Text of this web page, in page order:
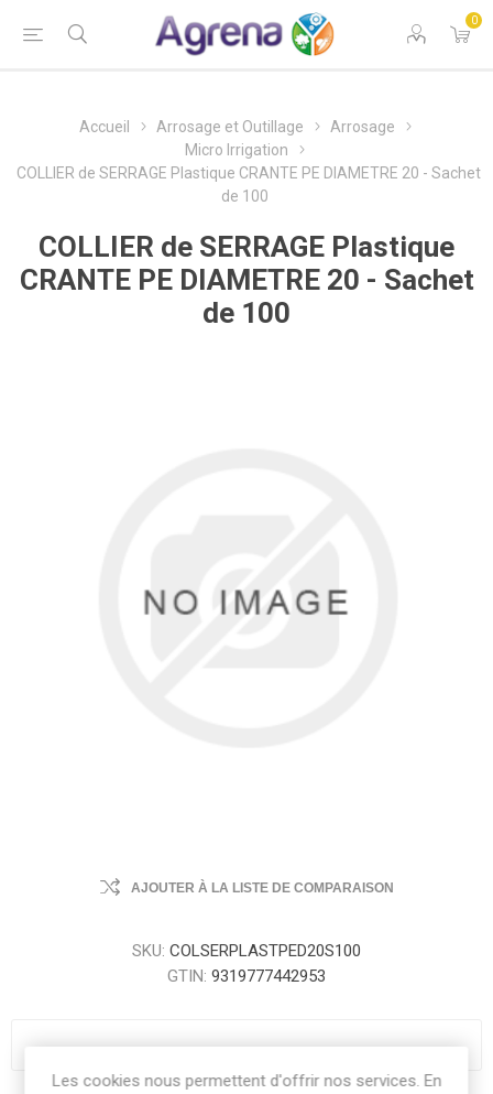
0
Accueil Arrosage et Outillage
Arrosage
Micro Irrigation
COLLIER de SERRAGE Plastique CRANTE PE DIAMETRE 20 - Sachet
de 100
COLLIER de SERRAGE Plastique
CRANTE PE DIAMETRE 20 - Sachet
de 100
AJOUTER À LA LISTE DE COMPARAISON
SKU: COLSERPLASTPED20S100
GTIN: 9319777442953
Les cookies nous permettent d'offrir nos services. En